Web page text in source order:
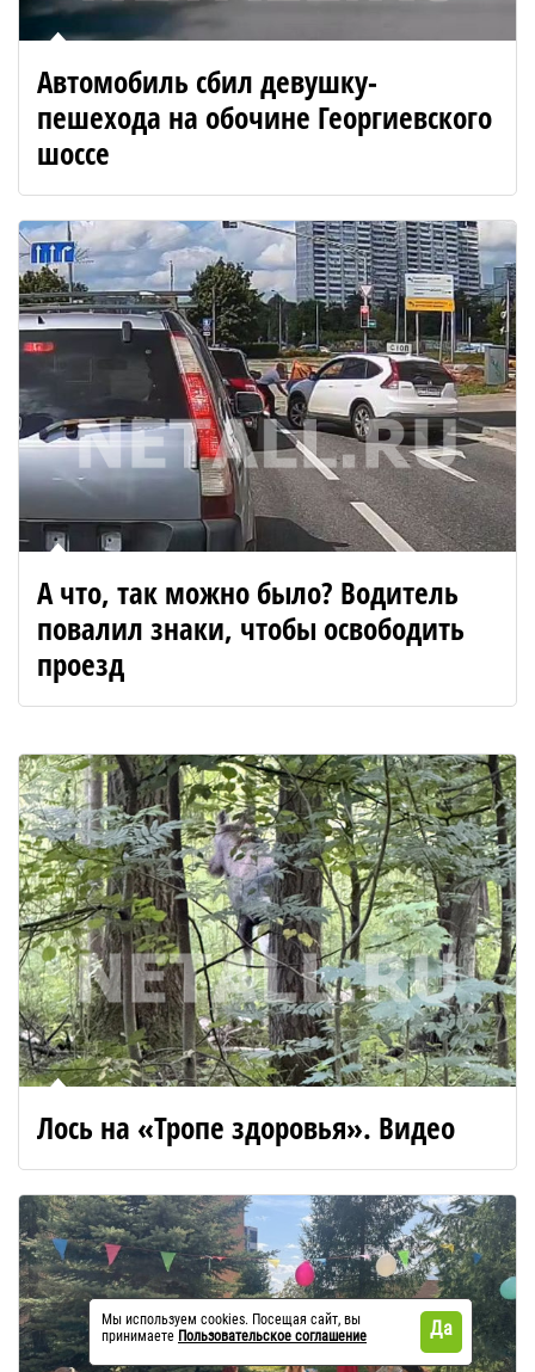
Автомобиль сбил девушку-
пешехода на обочине Георгиевского
шоссе
А что, так можно было? Водитель
повалил знаки, чтобы освободить
проезд
Лось на «Тропе здоровья». Видео
Мы используем cookies. Посещая сайт, вы
принимаете Пользовательское соглашение Да